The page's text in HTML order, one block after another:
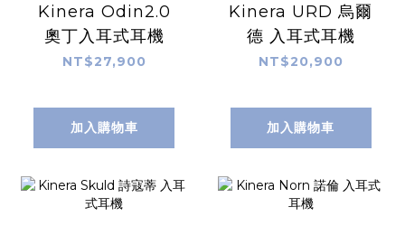
Kinera Odin2.0
奧丁入耳式耳機
NT$27,900
加入購物車
Kinera URD 烏爾
德 入耳式耳機
NT$20,900
加入購物車